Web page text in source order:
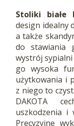
Stoliki białe
design idealny
a także
do stawiania
wystrój sypialni
go wysoka
użytkowania i
z niego to
DAKOTA
uszkodzenia i
Precyzyjne